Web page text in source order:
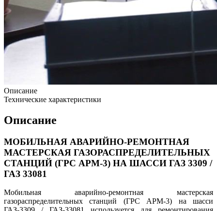
Описание
Технические характеристики
Описание
МОБИЛЬНАЯ АВАРИЙНО-РЕМОНТНАЯ
МАСТЕРСКАЯ ГАЗОРАСПРЕДЕЛИТЕЛЬНЫХ
СТАНЦИЙ (ГРС АРМ-3) НА ШАССИ ГАЗ 3309 /
ГАЗ 33081
Мобильная аварийно-ремонтная мастерская
газораспределительных станций (ГРС АРМ-3) на шасси